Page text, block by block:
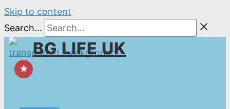
Skip to content
Search...
BG LIFE UK
★